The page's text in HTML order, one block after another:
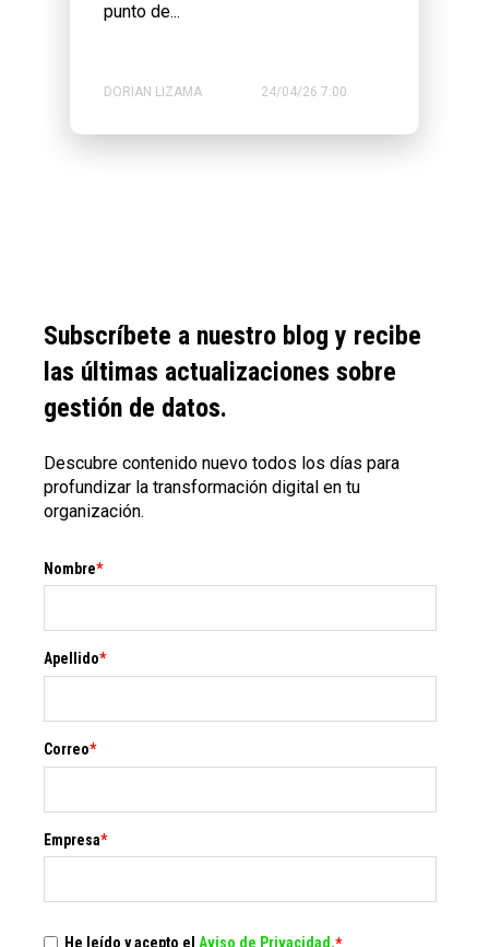
punto de...
DORIAN LIZAMA 24/04/26 7:00
Subscríbete a nuestro blog y recibe
las últimas actualizaciones sobre
gestión de datos.
Descubre contenido nuevo todos los días para
profundizar la transformación digital en tu
organización.
Nombre*
Apellido*
Correo*
Empresa*
He leído y acepto el Aviso de Privacidad.